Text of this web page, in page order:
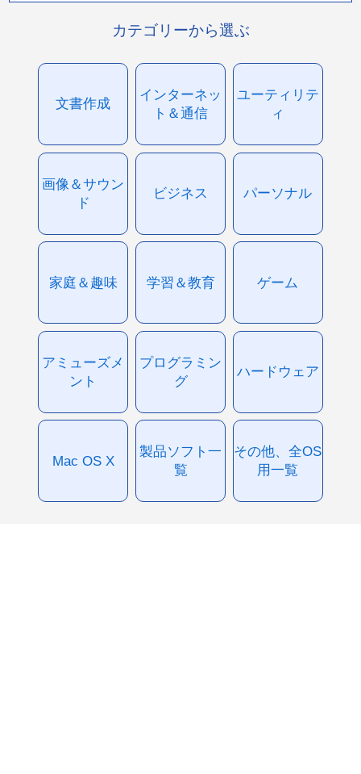
カテゴリーから選ぶ
文書作成
インターネッ
ト＆通信
ユーティリテ
ィ
画像＆サウン
ド
ビジネス パーソナル
家庭＆趣味 学習＆教育 ゲーム
アミューズメ
ント
プログラミン
グ
ハードウェア
Mac OS X
製品ソフト一
覧
その他、全OS
用一覧